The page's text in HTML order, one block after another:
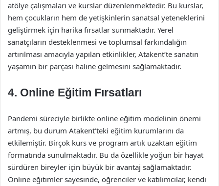
atölye çalışmaları ve kurslar düzenlenmektedir. Bu kurslar,
hem çocukların hem de yetişkinlerin sanatsal yeteneklerini
geliştirmek için harika fırsatlar sunmaktadır. Yerel
sanatçıların desteklenmesi ve toplumsal farkındalığın
artırılması amacıyla yapılan etkinlikler, Atakent’te sanatın
yaşamın bir parçası haline gelmesini sağlamaktadır.
4. Online Eğitim Fırsatları
Pandemi süreciyle birlikte online eğitim modelinin önemi
artmış, bu durum Atakent’teki eğitim kurumlarını da
etkilemiştir. Birçok kurs ve program artık uzaktan eğitim
formatında sunulmaktadır. Bu da özellikle yoğun bir hayat
sürdüren bireyler için büyük bir avantaj sağlamaktadır.
Online eğitimler sayesinde, öğrenciler ve katılımcılar, kendi